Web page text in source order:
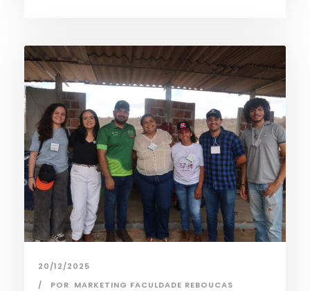
20/12/2025
POR MARKETING FACULDADE REBOUCAS